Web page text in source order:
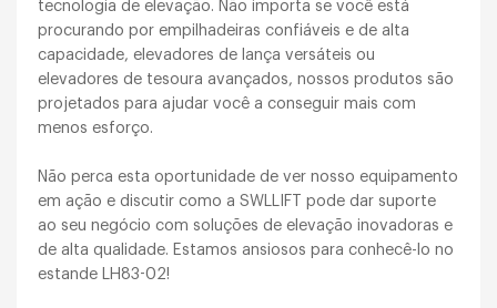
tecnologia de elevação. Não importa se você está
procurando por empilhadeiras confiáveis e de alta
capacidade, elevadores de lança versáteis ou
elevadores de tesoura avançados, nossos produtos são
projetados para ajudar você a conseguir mais com
menos esforço.
Não perca esta oportunidade de ver nosso equipamento
em ação e discutir como a SWLLIFT pode dar suporte
ao seu negócio com soluções de elevação inovadoras e
de alta qualidade. Estamos ansiosos para conhecê-lo no
estande LH83-02!